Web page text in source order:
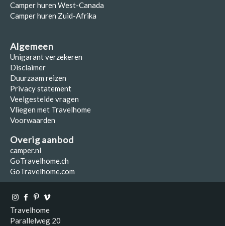
Camper huren West-Canada
Camper huren Zuid-Afrika
Algemeen
Unigarant verzekeren
Disclaimer
Duurzaam reizen
Privacy statement
Veelgestelde vragen
Vliegen met Travelhome
Voorwaarden
Overig aanbod
camper.nl
GoTravelhome.ch
GoTravelhome.com
Travelhome
Parallelweg 20